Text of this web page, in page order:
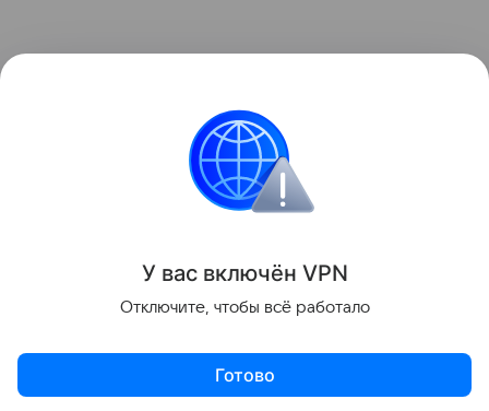
ступени ракеты на Луну назвали «подарком
У вас включён VPN
Отключите, чтобы всё работало
Готово